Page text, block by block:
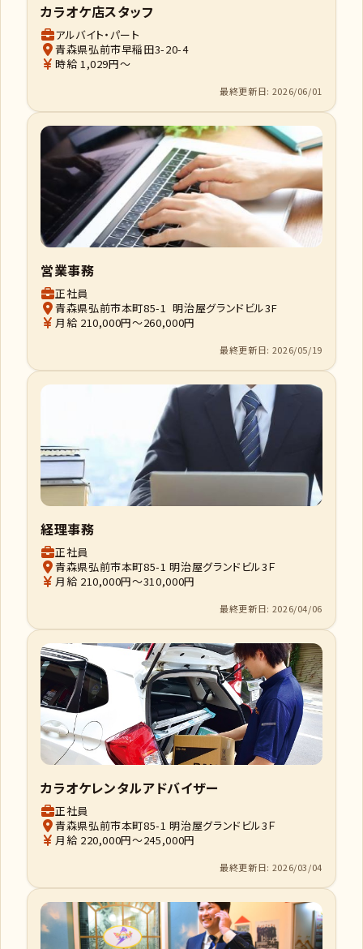
カラオケ店スタッフ
アルバイト・パート
青森県弘前市早稲田3-20-4
時給 1,029円～
最終更新日: 2026/06/01
営業事務
正社員
青森県弘前市本町85-1 明治屋グランドビル3F
月給 210,000円～260,000円
最終更新日: 2026/05/19
経理事務
正社員
青森県弘前市本町85-1 明治屋グランドビル3Ｆ
月給 210,000円～310,000円
最終更新日: 2026/04/06
カラオケレンタルアドバイザー
正社員
青森県弘前市本町85-1 明治屋グランドビル3Ｆ
月給 220,000円～245,000円
最終更新日: 2026/03/04